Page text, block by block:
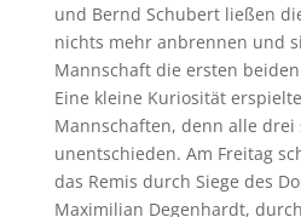
und Bernd Schubert ließen
nichts mehr anbrennen und
Mannschaft die ersten
Eine kleine Kuriosität
Mannschaften, denn alle drei
unentschieden. Am Freitag
das Remis durch Siege des
Maximilian Degenhardt,